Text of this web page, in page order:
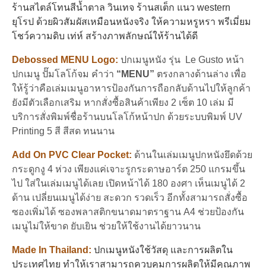
เซ
ลนัต
Hazelnut
Brown
5
เล่ม)
ชิ้น
ร้านสไตล์โทนสีน้ำตาล วินเทจ ร้านสเต็ก แนว western
ยุโรป ด้วยผิวสัมผัสเหมือนหนังจริง ให้ความหรูหรา พรีเมี่ยม
โชว์ความดิบ เท่ห์ สร้างภาพลักษณ์ให้ร้านได้ดี
Debossed MENU Logo: ปกเมนูหนัง รุ่น Le Gusto หน้า
ปกเมนู ปั๊มโลโก้จม คำว่า “MENU” ตรงกลางด้านล่าง เพื่อ
ให้รู้ว่าคือเล่มเมนูอาหารป้องกันการถือกลับด้านไปให้ลูกค้า
ยังมีตัวเลือกเสริม หากสั่งซื้อสินค้าเพียง 2 เซ็ต 10 เล่ม มี
บริการสั่งพิมพ์ชื่อร้านบนโลโก้หน้าปก ด้วยระบบพิมพ์ UV
Printing 5 สี สีสด ทนนาน
Add On PVC Clear Pocket: ด้านในเล่มเมนูปกหนังยึดด้วย
กระดูกงู 4 ห่วง เพียงแค่เจาะรูกระดาษอาร์ต 250 แกรมขึ้น
ไป ใส่ในเล่มเมนูได้เลย เปิดหน้าได้ 180 องศา เห็นเมนูได้ 2
ด้าน เปลี่ยนเมนูได้ง่าย สะดวก รวดเร็ว อีกทั้งสามารถสั่งซื้อ
ซองเพิ่มได้ ซองพลาสติกขนาดมาตราฐาน A4 ช่วยป้องกัน
เมนูไม่ให้ขาด ยับเยิน ช่วยให้ใช้งานได้ยาวนาน
Made In Thailand: ปกเมนูหนังใช้วัสดุ และการผลิตใน
ประเทศไทย ทำให้เราสามารถควบคุมการผลิตให้มีคุณภาพ